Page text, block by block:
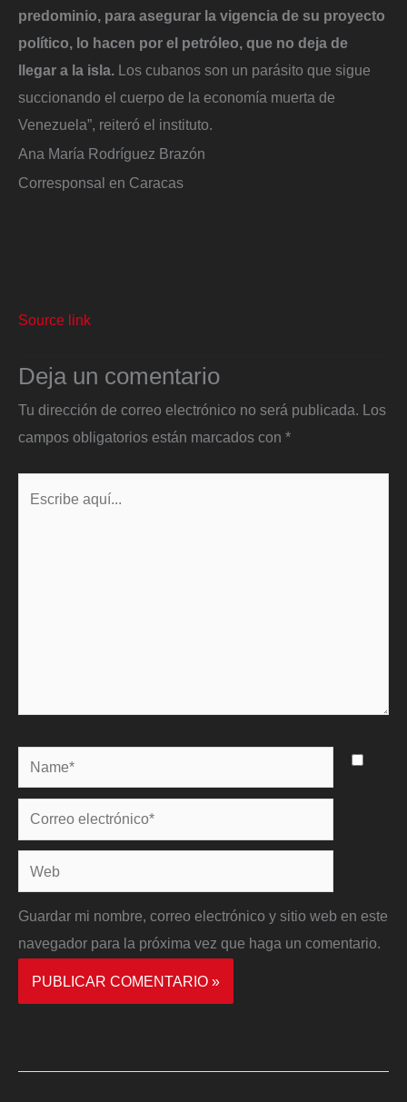
predominio, para asegurar la vigencia de su proyecto
político, lo hacen por el petróleo, que no deja de
llegar a la isla. Los cubanos son un parásito que sigue
succionando el cuerpo de la economía muerta de
Venezuela”, reiteró el instituto.
Ana María Rodríguez Brazón
Corresponsal en Caracas
Source link
Deja un comentario
Tu dirección de correo electrónico no será publicada. Los
campos obligatorios están marcados con *
Name*
Correo
electrónico*
Web
Guardar mi nombre, correo electrónico y sitio web en este
navegador para la próxima vez que haga un comentario.